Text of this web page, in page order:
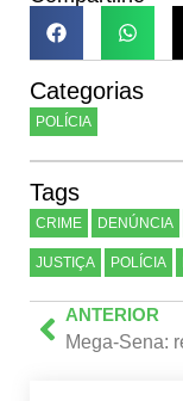
Categorias
POLÍCIA
Tags
CRIME DENÚNCIA
JUSTIÇA POLÍCIA
ANTERIOR